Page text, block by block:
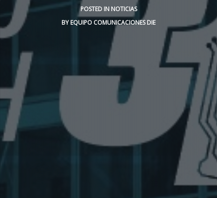
POSTED INNOTICIAS
BYEQUIPO COMUNICACIONES DIE